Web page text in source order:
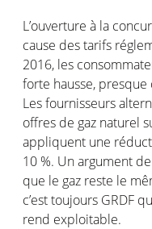
L’ouverture à la
cause des tarifs
2016, les
forte hausse,
Les fournisseurs
offres de gaz naturel
appliquent une
10 %. Un argument
que le gaz reste le
c’est toujours GRDF
rend exploitable.